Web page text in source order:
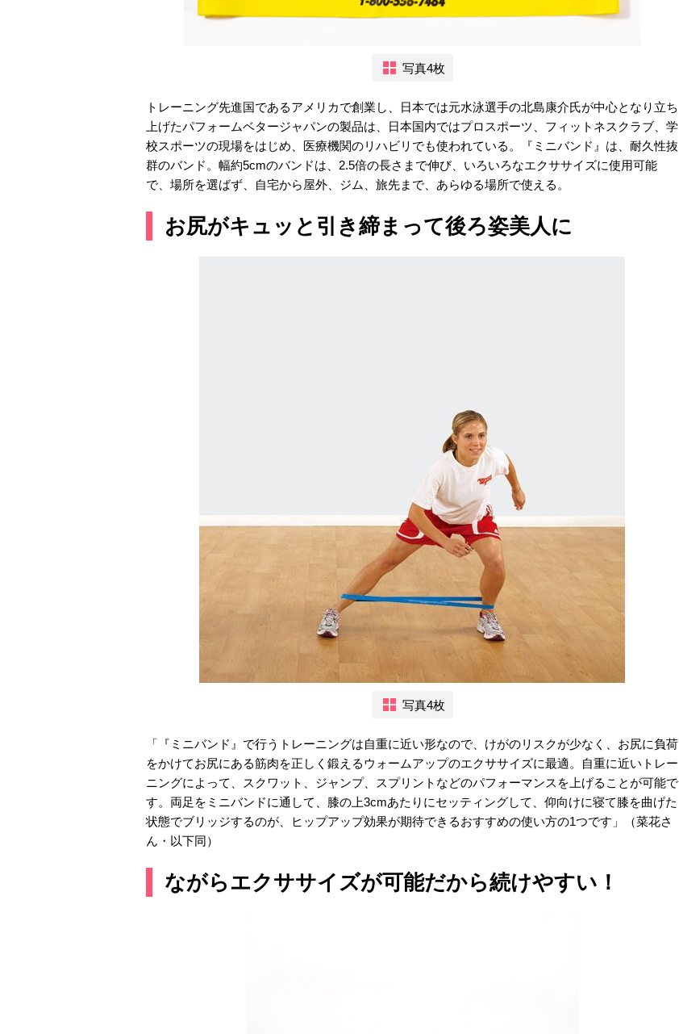
写真4枚
トレーニング先進国であるアメリカで創業し、日本では元水泳選手の北島康介氏が中心となり立ち
上げたパフォームベタージャパンの製品は、日本国内ではプロスポーツ、フィットネスクラブ、学
校スポーツの現場をはじめ、医療機関のリハビリでも使われている。『ミニバンド』は、耐久性抜
群のバンド。幅約5cmのバンドは、2.5倍の長さまで伸び、いろいろなエクササイズに使用可能
で、場所を選ばず、自宅から屋外、ジム、旅先まで、あらゆる場所で使える。
お尻がキュッと引き締まって後ろ姿美人に
写真4枚
「『ミニバンド』で行うトレーニングは自重に近い形なので、けがのリスクが少なく、お尻に負荷
をかけてお尻にある筋肉を正しく鍛えるウォームアップのエクササイズに最適。自重に近いトレー
ニングによって、スクワット、ジャンプ、スプリントなどのパフォーマンスを上げることが可能で
す。両足をミニバンドに通して、膝の上3cmあたりにセッティングして、仰向けに寝て膝を曲げた
状態でブリッジするのが、ヒップアップ効果が期待できるおすすめの使い方の1つです」（菜花さ
ん・以下同）
ながらエクササイズが可能だから続けやすい！